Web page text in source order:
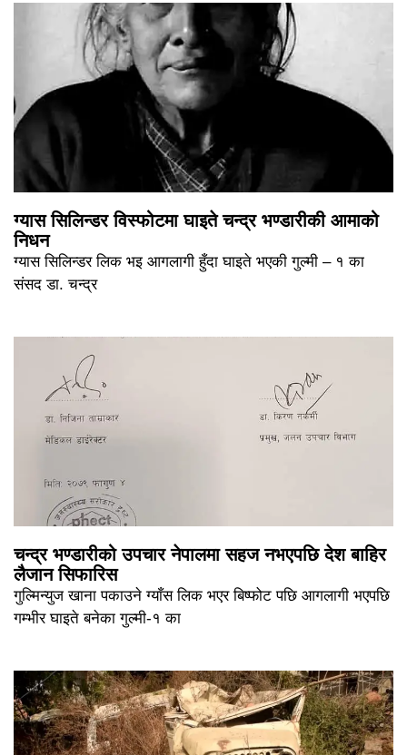
ग्यास सिलिन्डर विस्फोटमा घाइते चन्द्र भण्डारीकी आमाको
निधन
ग्यास सिलिन्डर लिक भइ आगलागी हुँदा घाइते भएकी गुल्मी – १ का
संसद डा. चन्द्र
चन्द्र भण्डारीको उपचार नेपालमा सहज नभएपछि देश बाहिर
लैजान सिफारिस
गुल्मिन्युज खाना पकाउने ग्याँस लिक भएर बिष्फोट पछि आगलागी भएपछि
गम्भीर घाइते बनेका गुल्मी-१ का